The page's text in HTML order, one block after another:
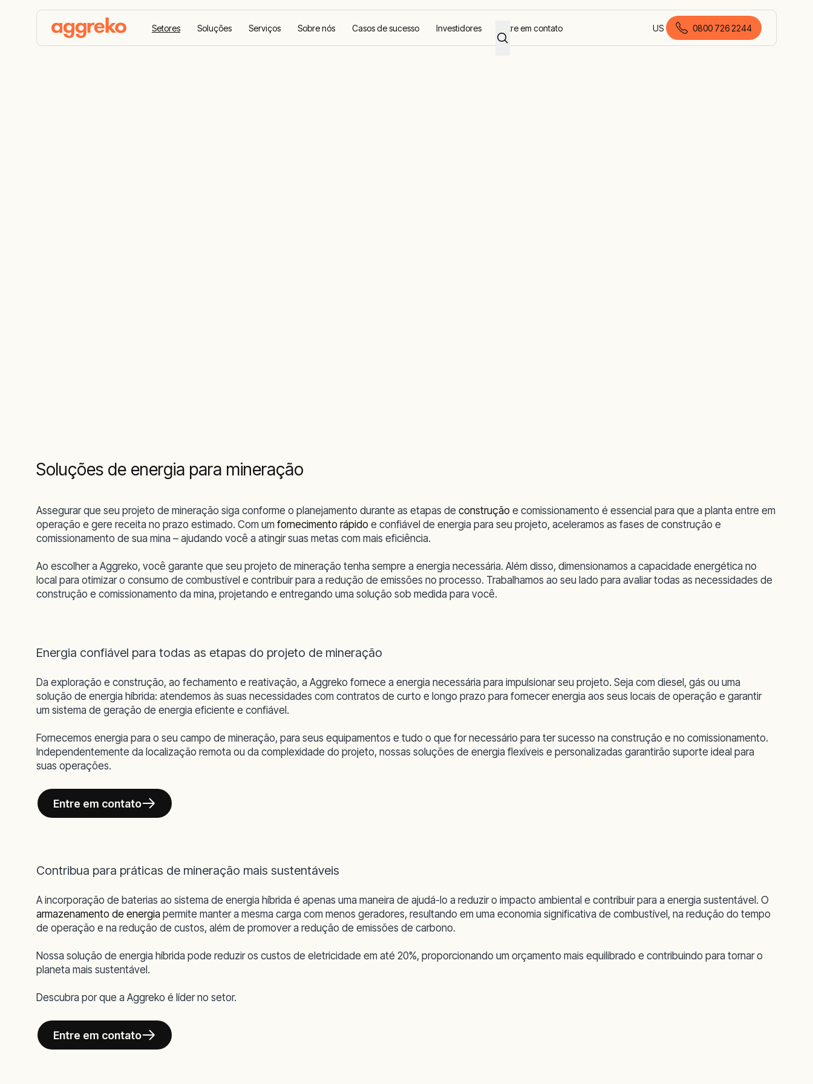
Setores Soluções Serviços Sobre nós Casos de sucesso Investidores Entre em contato US
português (Brasil)
0800 726 2244
Soluções de energia para mineração
Assegurar que seu projeto de mineração siga conforme o planejamento durante as etapas de construção e comissionamento é essencial para que a planta entre em
operação e gere receita no prazo estimado. Com um fornecimento rápido e confiável de energia para seu projeto, aceleramos as fases de construção e
comissionamento de sua mina – ajudando você a atingir suas metas com mais eficiência.
Ao escolher a Aggreko, você garante que seu projeto de mineração tenha sempre a energia necessária. Além disso, dimensionamos a capacidade energética no
local para otimizar o consumo de combustível e contribuir para a redução de emissões no processo. Trabalhamos ao seu lado para avaliar todas as necessidades de
construção e comissionamento da mina, projetando e entregando uma solução sob medida para você.
Energia confiável para todas as etapas do projeto de mineração
Da exploração e construção, ao fechamento e reativação, a Aggreko fornece a energia necessária para impulsionar seu projeto. Seja com diesel, gás ou uma
solução de energia híbrida: atendemos às suas necessidades com contratos de curto e longo prazo para fornecer energia aos seus locais de operação e garantir
um sistema de geração de energia eficiente e confiável.
Fornecemos energia para o seu campo de mineração, para seus equipamentos e tudo o que for necessário para ter sucesso na construção e no comissionamento.
Independentemente da localização remota ou da complexidade do projeto, nossas soluções de energia flexíveis e personalizadas garantirão suporte ideal para
suas operações.
Entre em contato
Contribua para práticas de mineração mais sustentáveis
A incorporação de baterias ao sistema de energia híbrida é apenas uma maneira de ajudá-lo a reduzir o impacto ambiental e contribuir para a energia sustentável. O
armazenamento de energia permite manter a mesma carga com menos geradores, resultando em uma economia significativa de combustível, na redução do tempo
de operação e na redução de custos, além de promover a redução de emissões de carbono.
Nossa solução de energia híbrida pode reduzir os custos de eletricidade em até 20%, proporcionando um orçamento mais equilibrado e contribuindo para tornar o
planeta mais sustentável.
Descubra por que a Aggreko é líder no setor.
Entre em contato